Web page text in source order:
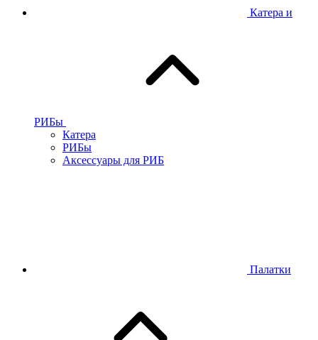
Катера и
РИБы
Катера
РИБы
Аксессуары для РИБ
Палатки